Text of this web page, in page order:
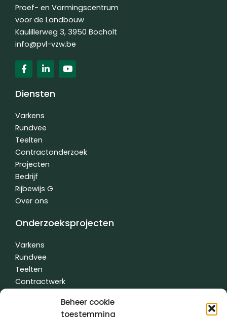
Beheer cookie
toestemming
Proef- en Vormingscentrum
voor de Landbouw
Kaulillerweg 3, 3950 Bocholt
info@pvl-vzw.be
F
a
c
e
b
o
k
-
f
L
i
n
k
e
n
-
n
Y
o
u
Diensten
Varkens
Rundvee
Teelten
Contractonderzoek
Projecten
Bedrijf
Rijbewijs G
Over ons
Onderzoeksprojecten
Varkens
Rundvee
Teelten
Contractwerk